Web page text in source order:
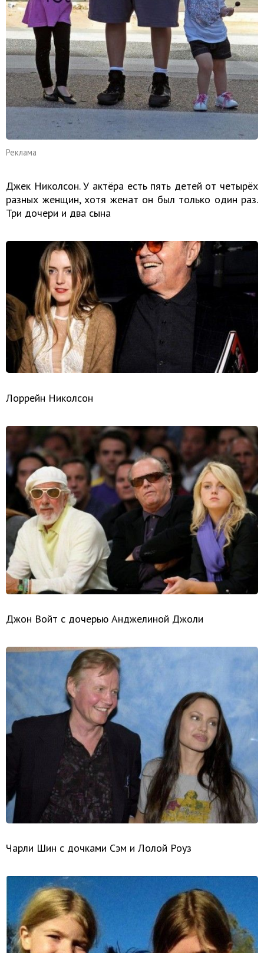
Реклама
Джек Николсон. У актёра есть пять детей от четырёх
разных женщин, хотя женат он был только один раз.
Три дочери и два сына
Лоррейн Николсон
Джон Войт с дочерью Анджелиной Джоли
Чарли Шин с дочками Сэм и Лолой Роуз